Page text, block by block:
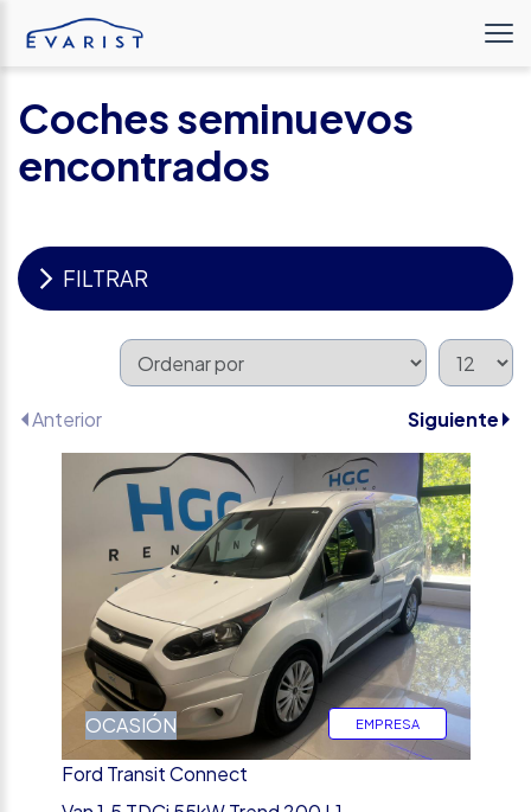
Coches seminuevos
encontrados
FILTRAR
Anterior Siguiente
OCASIÓN EMPRESA
Ford Transit Connect